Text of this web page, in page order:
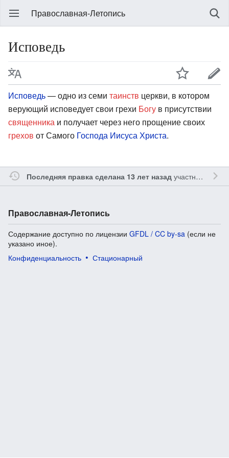
Православная-Летопись
Исповедь
Исповедь— одно из семи таинств церкви, в котором
верующий исповедует свои грехи Богу в присутствии
священника и получает через него прощение своих
грехов от Самого Господа Иисуса Христа.
Последняя правка сделана 13 лет назадучастником
Православная-Летопись
Содержание доступно по лицензии GFDL / CC by-sa (если не
указано иное).
Конфиденциальность
Стационарный